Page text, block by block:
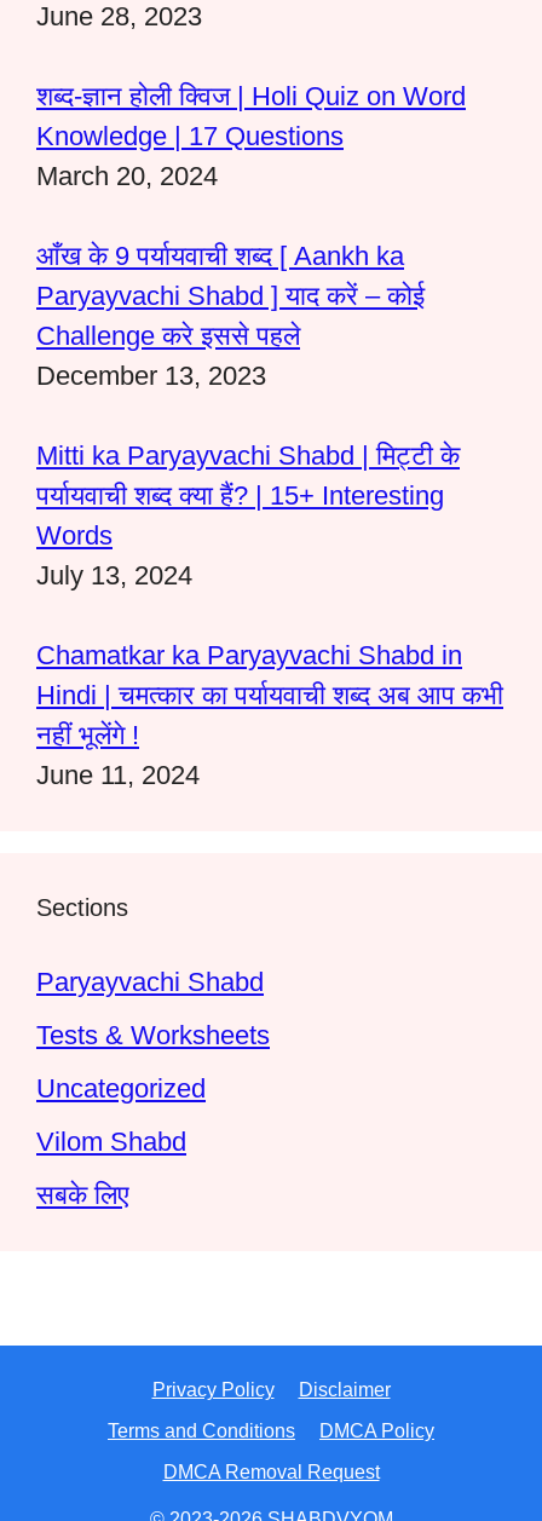
June 28, 2023
शब्द-ज्ञान होली क्विज | Holi Quiz on Word
Knowledge | 17 Questions
March 20, 2024
आँख के 9 पर्यायवाची शब्द [ Aankh ka
Paryayvachi Shabd ] याद करें – कोई
Challenge करे इससे पहले
December 13, 2023
Mitti ka Paryayvachi Shabd | मिट्टी के
पर्यायवाची शब्द क्या हैं? | 15+ Interesting
Words
July 13, 2024
Chamatkar ka Paryayvachi Shabd in
Hindi | चमत्कार का पर्यायवाची शब्द अब आप कभी
नहीं भूलेंगे !
June 11, 2024
Sections
Paryayvachi Shabd
Tests & Worksheets
Uncategorized
Vilom Shabd
सबके लिए
Privacy Policy
Disclaimer
Terms and Conditions
DMCA Policy
DMCA Removal Request